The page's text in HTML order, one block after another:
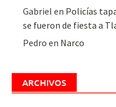
Gabriel en Policías
se fueron de fiesta a
Pedro en Narco
ARCHIVOS